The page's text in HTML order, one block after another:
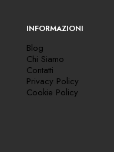
INFORMAZIONI
Blog
Chi Siamo
Contatti
Privacy Policy
Cookie Policy